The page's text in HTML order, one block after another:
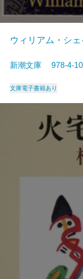
ウィリアム・シ
新潮文庫 978-4-
文庫電子書籍あり